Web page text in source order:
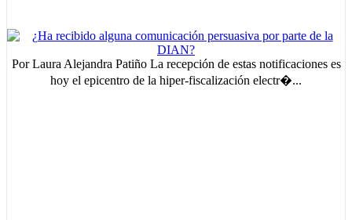
Por Laura Alejandra Patiño La recepción de estas notificaciones es
hoy el epicentro de la hiper-fiscalización electr�...